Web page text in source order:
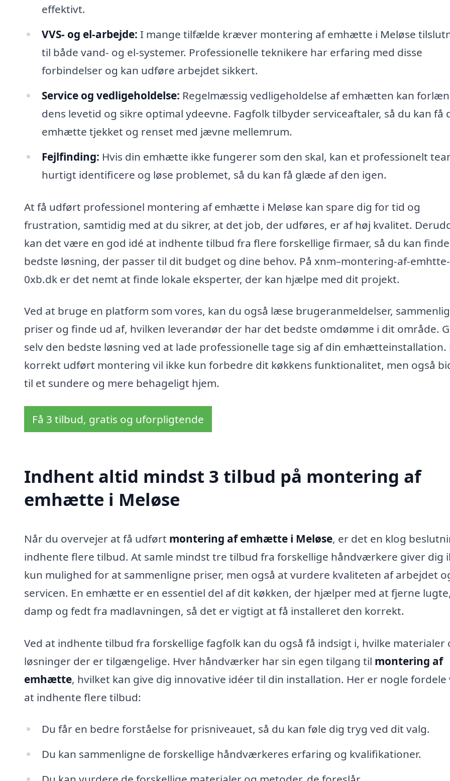
effektivt.
VVS- og el-arbejde: I mange tilfælde kræver montering af emhætte i Meløse
til både vand- og el-systemer. Professionelle teknikere har erfaring med disse
forbindelser og kan udføre arbejdet sikkert.
Service og vedligeholdelse: Regelmæssig vedligeholdelse af emhætten kan
dens levetid og sikre optimal ydeevne. Fagfolk tilbyder serviceaftaler, så du kan få
emhætte tjekket og renset med jævne mellemrum.
Fejlfinding: Hvis din emhætte ikke fungerer som den skal, kan et professionelt
hurtigt identificere og løse problemet, så du kan få glæde af den igen.
At få udført professionel montering af emhætte i Meløse kan spare dig for tid og
frustration, samtidig med at du sikrer, at det job, der udføres, er af høj kvalitet.
kan det være en god idé at indhente tilbud fra flere forskellige firmaer, så du kan
bedste løsning, der passer til dit budget og dine behov. På xnm–montering-af-emhtte-
0xb.dk er det nemt at finde lokale eksperter, der kan hjælpe med dit projekt.
Ved at bruge en platform som vores, kan du også læse brugeranmeldelser,
priser og finde ud af, hvilken leverandør der har det bedste omdømme i dit område.
selv den bedste løsning ved at lade professionelle tage sig af din emhætteinstallation.
korrekt udført montering vil ikke kun forbedre dit køkkens funktionalitet, men også
til et sundere og mere behageligt hjem.
Få 3 tilbud, gratis og uforpligtende
Indhent altid mindst 3 tilbud på montering af
emhætte i Meløse
Når du overvejer at få udført montering af emhætte i Meløse, er det en klog
indhente flere tilbud. At samle mindst tre tilbud fra forskellige håndværkere giver dig
kun mulighed for at sammenligne priser, men også at vurdere kvaliteten af arbejdet
servicen. En emhætte er en essentiel del af dit køkken, der hjælper med at fjerne lugte,
damp og fedt fra madlavningen, så det er vigtigt at få installeret den korrekt.
Ved at indhente tilbud fra forskellige fagfolk kan du også få indsigt i, hvilke materialer
løsninger der er tilgængelige. Hver håndværker har sin egen tilgang til montering af
emhætte, hvilket kan give dig innovative idéer til din installation. Her er nogle fordele
at indhente flere tilbud:
Du får en bedre forståelse for prisniveauet, så du kan føle dig tryg ved dit valg.
Du kan sammenligne de forskellige håndværkeres erfaring og kvalifikationer.